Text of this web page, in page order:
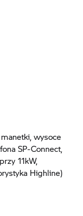
wysoce
SP-Connect,
11kW,
Highline)